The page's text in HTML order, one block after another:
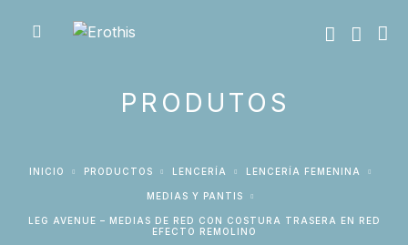
PRODUTOS
INICIO PRODUCTOS LENCERÍA LENCERÍA FEMENINA
MEDIAS Y PANTIS
LEG AVENUE – MEDIAS DE RED CON COSTURA TRASERA EN RED
EFECTO REMOLINO